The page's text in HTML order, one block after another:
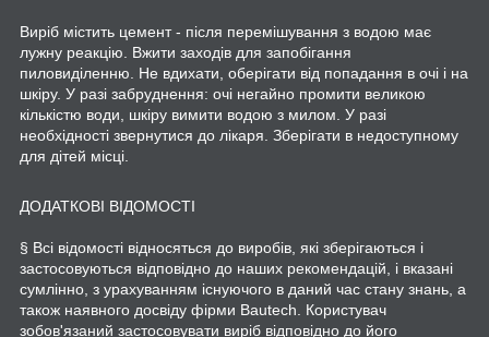
Виріб містить цемент - після перемішування з водою має
лужну реакцію. Вжити заходів для запобігання
пиловиділенню. Не вдихати, оберігати від попадання в очі і на
шкіру. У разі забруднення: очі негайно промити великою
кількістю води, шкіру вимити водою з милом. У разі
необхідності звернутися до лікаря. Зберігати в недоступному
для дітей місці.
ДОДАТКОВІ ВІДОМОСТІ
§ Всі відомості відносяться до виробів, які зберігаються і
застосовуються відповідно до наших рекомендацій, і вказані
сумлінно, з урахуванням існуючого в даний час стану знань, а
також наявного досвіду фірми Bautech. Користувач
зобов'язаний застосовувати виріб відповідно до його